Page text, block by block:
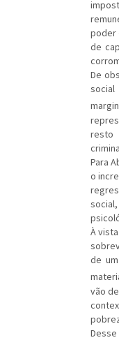
poder
de
De
resto
Para
o
À
de
vão